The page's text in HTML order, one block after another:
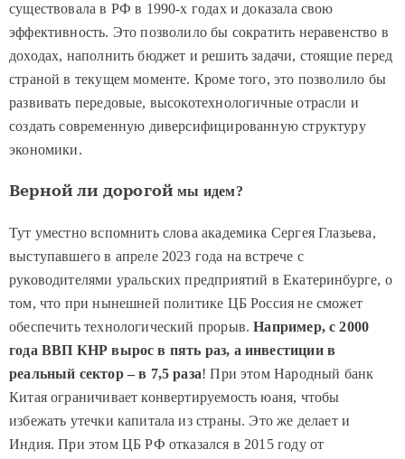
существовала в РФ в 1990-х годах и доказала свою
эффективность. Это позволило бы сократить неравенство в
доходах, наполнить бюджет и решить задачи, стоящие перед
страной в текущем моменте. Кроме того, это позволило бы
развивать передовые, высокотехнологичные отрасли и
создать современную диверсифицированную структуру
экономики.
Верной ли дорогоймы идем?
Тут уместно вспомнить слова академика Сергея Глазьева,
выступавшего в апреле 2023 года на встрече с
руководителями уральских предприятий в Екатеринбурге, о
том, что при нынешней политике ЦБ Россия не сможет
обеспечить технологический прорыв.Например, с 2000
года ВВП КНР вырос в пять раз, а инвестиции в
реальный сектор – в 7,5 раза! При этом Народный банк
Китая ограничивает конвертируемость юаня, чтобы
избежать утечки капитала из страны. Это же делает и
Индия. При этом ЦБ РФ отказался в 2015 году от